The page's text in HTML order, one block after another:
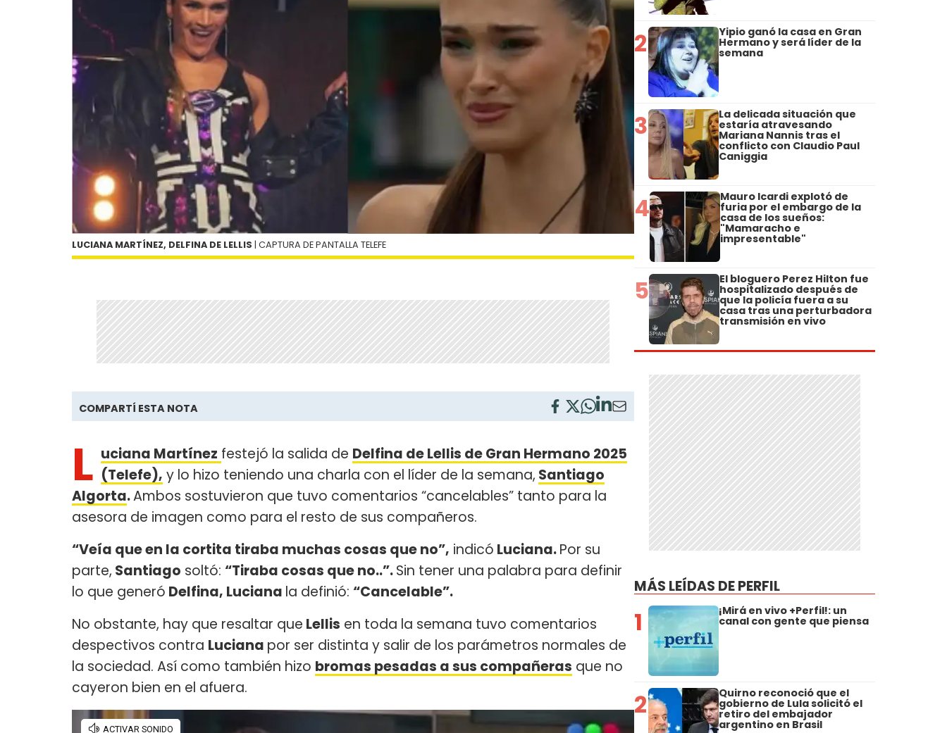
LUCIANA MARTÍNEZ, DELFINA DE LELLIS | CAPTURA DE PANTALLA TELEFE
COMPARTÍ ESTA NOTA
L uciana Martínez festejó la salida de Delfina de Lellis de Gran Hermano 2025
(Telefe), y lo hizo teniendo una charla con el líder de la semana, Santiago
Algorta.Ambos sostuvieron que tuvo comentarios “cancelables” tanto para la
asesora de imagen como para el resto de sus compañeros.
“Veía que en la cortita tiraba muchas cosas que no”, indicó Luciana.Por su
parte, Santiago soltó: “Tiraba cosas que no..”.Sin tener una palabra para definir
lo que generó Delfina, Luciana la definió: “Cancelable”.
No obstante, hay que resaltar que Lellis en toda la semana tuvo comentarios
despectivos contra Luciana por ser distinta y salir de los parámetros normales de
la sociedad. Así como también hizo bromas pesadas a sus compañeras que no
cayeron bien en el afuera.
2 Yipio ganó la casa en Gran
Hermano y será líder de la
semana
3 La delicada situación que
estaría atravesando
Mariana Nannis tras el
conflicto con Claudio Paul
Caniggia
4 Mauro Icardi explotó de
furia por el embargo de la
casa de los sueños:
"Mamaracho e
impresentable"
5 El bloguero Perez Hilton fue
hospitalizado después de
que la policía fuera a su
casa tras una perturbadora
transmisión en vivo
MÁS LEÍDAS DE PERFIL
1 ¡Mirá en vivo +Perfil!: un
canal con gente que piensa
2 Quirno reconoció que el
gobierno de Lula solicitó el
retiro del embajador
argentino en Brasil